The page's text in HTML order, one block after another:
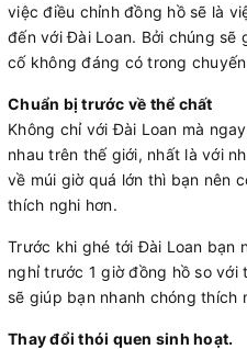
việc điều chỉnh đồng hồ sẽ là
đến với Đài Loan. Bởi chúng
cố không đáng có trong
Chuẩn bị trước về thể chất
Không chỉ với Đài Loan mà
nhau trên thế giới, nhất là với
về múi giờ quá lớn thì bạn nên
thích nghi hơn.
Trước khi ghé tới Đài Loan bạn
nghỉ trước 1 giờ đồng hồ so
sẽ giúp bạn nhanh chóng thích
Thay đổi thói quen sinh hoạt.